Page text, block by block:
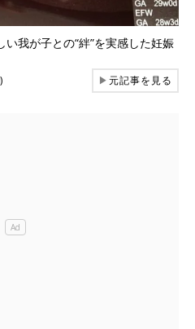
我が子との“絆”を実感した妊娠
▶元記事を見る